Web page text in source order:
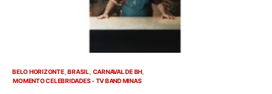
BELO HORIZONTE BRASIL CARNAVAL DE BH
MOMENTO CELEBRIDADES - TV BAND MINAS